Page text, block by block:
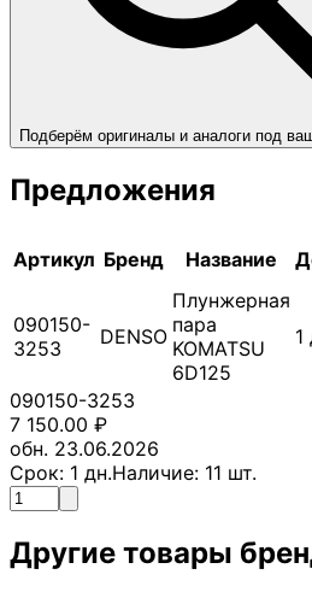
Подберём оригиналы и аналоги под
Предложения
Артикул Бренд Название
090150-
3253
DENSO
Плунжерная
пара
KOMATSU
6D125
1
090150-3253
7 150.00 ₽
обн. 23.06.2026
Срок: 1 дн.Наличие: 11 шт.
Другие товары